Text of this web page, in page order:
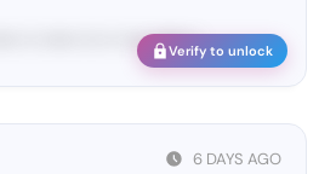
•• •••••• ••• •• •••• •••••• •Verify to unlock
6 DAYS AGO